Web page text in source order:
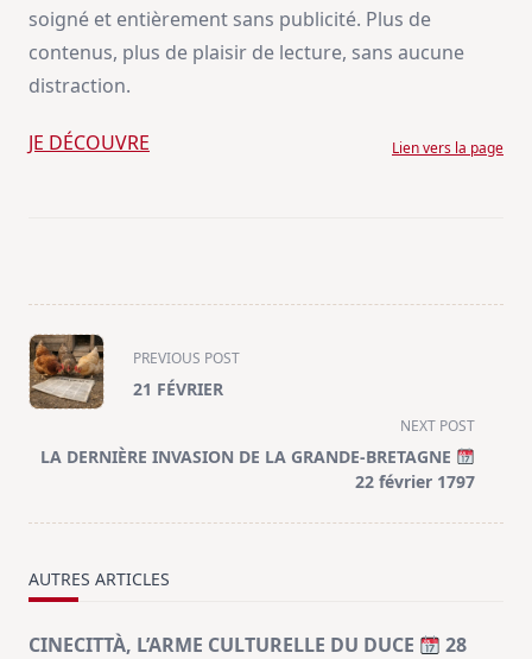
soigné et entièrement sans publicité. Plus de
contenus, plus de plaisir de lecture, sans aucune
distraction.
JE DÉCOUVRE Lien vers la page
<span
class="nav-
subtitle
reader-
PREVIOUS POST
21 FÉVRIER
NEXT POST
LA DERNIÈRE INVASION DE LA GRANDE-BRETAGNE
22 février 1797
AUTRES ARTICLES
CINECITTÀ, L’ARME CULTURELLE DU DUCE 28